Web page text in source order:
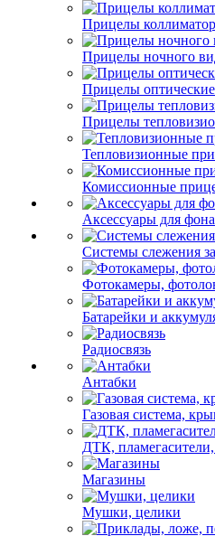
Прицелы
Прицелы ночного
Прицелы оптические
Прицелы
Тепловизионные
Комиссионные
Аксессуары для
Системы слежения
Фотокамеры,
Батарейки и
Радиосвязь
Антабки
Газовая система,
ДТК,
Магазины
Мушки, целики